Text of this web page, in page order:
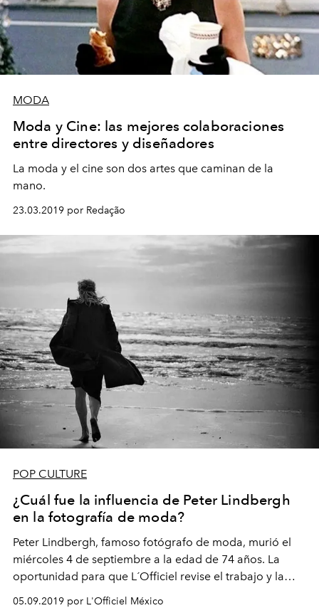
MODA
Moda y Cine: las mejores colaboraciones
entre directores y diseñadores
La moda y el cine son dos artes que caminan de la
mano.
23.03.2019 por Redação
POP CULTURE
¿Cuál fue la influencia de Peter Lindbergh
en la fotografía de moda?
Peter Lindbergh, famoso fotógrafo de moda, murió el
miércoles 4 de septiembre a la edad de 74 años. La
oportunidad para que L´Officiel revise el trabajo y la
increíble carrera de este talentoso hombre.
05.09.2019 por L'Officiel México